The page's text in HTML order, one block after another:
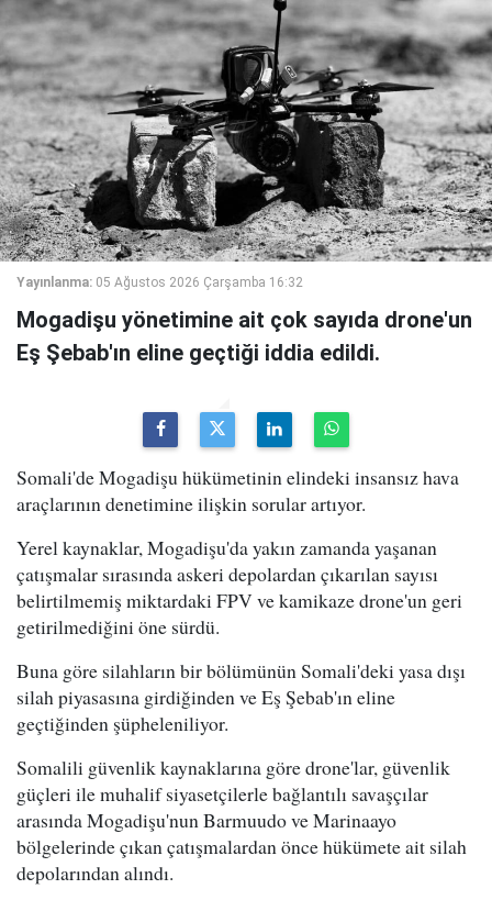
Yayınlanma: 05 Ağustos 2026 Çarşamba 16:32
Mogadişu yönetimine ait çok sayıda drone'un
Eş Şebab'ın eline geçtiği iddia edildi.
Somali'de Mogadişu hükümetinin elindeki insansız hava
araçlarının denetimine ilişkin sorular artıyor.
Yerel kaynaklar, Mogadişu'da yakın zamanda yaşanan
çatışmalar sırasında askeri depolardan çıkarılan sayısı
belirtilmemiş miktardaki FPV ve kamikaze drone'un geri
getirilmediğini öne sürdü.
Buna göre silahların bir bölümünün Somali'deki yasa dışı
silah piyasasına girdiğinden ve Eş Şebab'ın eline
geçtiğinden şüpheleniliyor.
Somalili güvenlik kaynaklarına göre drone'lar, güvenlik
güçleri ile muhalif siyasetçilerle bağlantılı savaşçılar
arasında Mogadişu'nun Barmuudo ve Marinaayo
bölgelerinde çıkan çatışmalardan önce hükümete ait silah
depolarından alındı.